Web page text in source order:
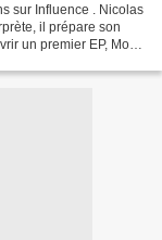
sur Influence . Nicolas
il prépare son
un premier EP, Mon